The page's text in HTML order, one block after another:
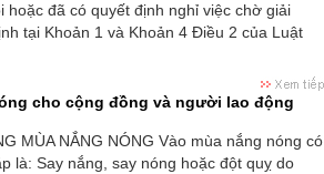
đã có quyết định nghỉ việc chờ giải
tại Khoản 1 và Khoản 4 Điều 2 của Luật
cho cộng đồng và người lao động
MÙA NẮNG NÓNG Vào mùa nắng nóng có
là: Say nắng, say nóng hoặc đột quỵ do